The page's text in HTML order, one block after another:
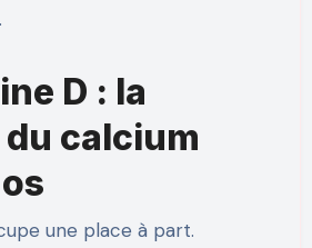
D : la
calcium
une place à part.